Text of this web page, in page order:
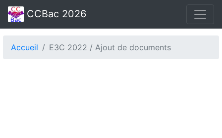
CCBac 2026
Accueil E3C 2022 / Ajout de documents